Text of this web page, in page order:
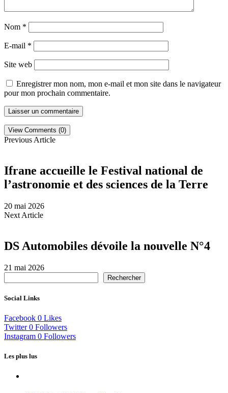
Nom *
E-mail *
Site web
Enregistrer mon nom, mon e-mail et mon site dans le navigateur
pour mon prochain commentaire.
View Comments (0)
Previous Article
Ifrane accueille le Festival national de
l’astronomie et des sciences de la Terre
20 mai 2026
Next Article
DS Automobiles dévoile la nouvelle N°4
21 mai 2026
Rechercher
Social Links
Facebook 0 Likes
Twitter 0 Followers
Instagram 0 Followers
Les plus lus